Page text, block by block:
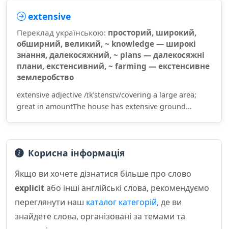
extensive
Переклад українською: просторий, широкий,
обширний, великий, ~ knowledge — широкі
знання, далекосяжний, ~ plans — далекосяжні
плани, екстенсивний, ~ farming — екстенсивне
землеробство
extensive adjective /ɪkˈstensɪv/covering a large area;
great in amountThe house has extensive ground...
Корисна інформація
Якщо ви хочете дізнатися більше про слово
explicitабо інші англійські слова, рекомендуємо
переглянути наш каталог категорій, де ви
знайдете слова, організовані за темами та